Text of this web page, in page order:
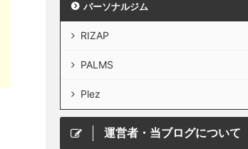
パーソナルジム
RIZAP
PALMS
Plez
運営者・当ブログについて